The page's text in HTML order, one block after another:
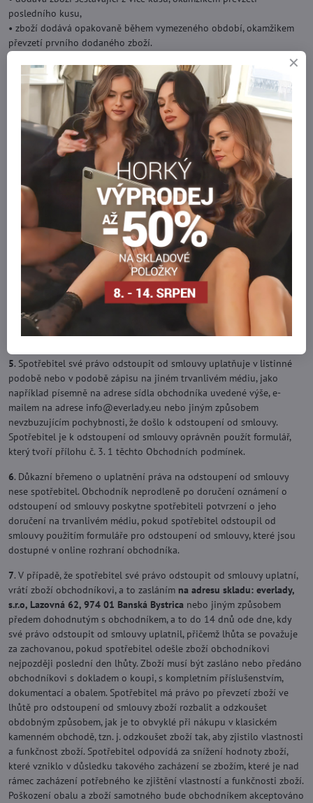
posledního kusu,
• zboží dodává opakovaně během vymezeného období, okamžikem
převzetí prvního dodaného zboží.
služby.
. Spotřebitel může odstoupit od smlouvy uzavřené na dálku, jejímž
předmětem je dodání zboží, i před zahájením běhu lhůty pro
odstoupení od smlouvy.
. V souladu s § 19 ods. 1 písm. e) zákona 108/2024 Sb. o ochraně
spotřebitele spotřebitel nemá právo odstoupit od smlouvy, jejímž
předmětem je zboží dodané v ochranném obalu, který není vhodné
vrátit z důvodu ochrany zdraví nebo z hygienických důvodů, pokud
byl tento obal po dodání porušen. Za takové zboží se považuje i
punčochové zboží (např. punčochy, punčochové kalhoty, legíny
apod.), které je z hygienických důvodů baleno v uzavřeném
ochranném obalu.
. Lhůta pro odstoupení od smlouvy se považuje za zachovanou,
pokud spotřebitel nejpozději poslední den lhůty odešle oznámení o
odstoupení od smlouvy obchodníkovi. Při pochybnosti o doručení
odstoupení se použije postup podle § 20 odst. 1 písm. 8 zákona č .
108/2024 Sb. o ochraně spotřebitele ao změně některých zákonů.
5. Spotřebitel své právo odstoupit od smlouvy uplatňuje v listinné
podobě nebo v podobě zápisu na jiném trvanlivém médiu, jako
například písemně na adrese sídla obchodníka uvedené výše, e-
mailem na adrese info​@everlady​.eu nebo jiným způsobem
nevzbuzujícím pochybnosti, že došlo k odstoupení od smlouvy.
Spotřebitel je k odstoupení od smlouvy oprávněn použít formulář,
který tvoří přílohu č. 3. 1 těchto Obchodních podmínek.
6. Důkazní břemeno o uplatnění práva na odstoupení od smlouvy
nese spotřebitel. Obchodník neprodleně po doručení oznámení o
odstoupení od smlouvy poskytne spotřebiteli potvrzení o jeho
doručení na trvanlivém médiu, pokud spotřebitel odstoupil od
smlouvy použitím formuláře pro odstoupení od smlouvy, které jsou
dostupné v online rozhraní obchodníka.
7. V případě, že spotřebitel své právo odstoupit od smlouvy uplatní,
vrátí zboží obchodníkovi, a to zasláním na adresu skladu: everlady,
s.r.o, Lazovná 62, 974 01 Banská Bystrica nebo jiným způsobem
předem dohodnutým s obchodníkem, a to do 14 dnů ode dne, kdy
své právo odstoupit od smlouvy uplatnil, přičemž lhůta se považuje
za zachovanou, pokud spotřebitel odešle zboží obchodníkovi
nejpozději poslední den lhůty. Zboží musí být zasláno nebo předáno
obchodníkovi s dokladem o koupi, s kompletním příslušenstvím,
dokumentací a obalem. Spotřebitel má právo po převzetí zboží ve
lhůtě pro odstoupení od smlouvy zboží rozbalit a odzkoušet
obdobným způsobem, jak je to obvyklé při nákupu v klasickém
kamenném obchodě, tzn. j. odzkoušet zboží tak, aby zjistilo vlastnosti
a funkčnost zboží. Spotřebitel odpovídá za snížení hodnoty zboží,
které vzniklo v důsledku takového zacházení se zbožím, které je nad
rámec zacházení potřebného ke zjištění vlastností a funkčnosti zboží.
Poškození obalu a zboží samotného bude obchodníkem akceptováno